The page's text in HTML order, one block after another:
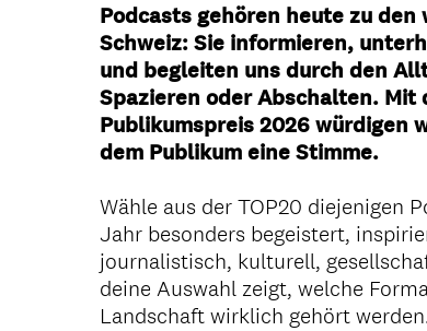
Podcasts gehören heute zu
Schweiz: Sie informieren,
und begleiten uns durch den
Spazieren oder Abschalten. Mit
Publikumspreis 2026 würdigen
dem Publikum eine Stimme.
Wähle aus der TOP20 diejenigen
Jahr besonders begeistert,
journalistisch, kulturell,
deine Auswahl zeigt, welche
Landschaft wirklich gehört